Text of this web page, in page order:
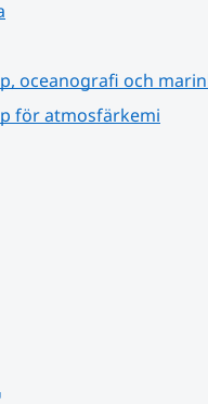
oceanografi och
för atmosfärkemi